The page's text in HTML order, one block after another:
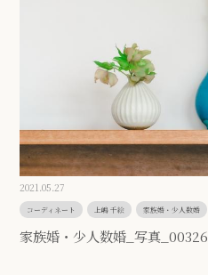
2021.05.27
コーディネート 上嶋 千絵 家族婚・少人数婚
家族婚・少人数婚_写真_00326